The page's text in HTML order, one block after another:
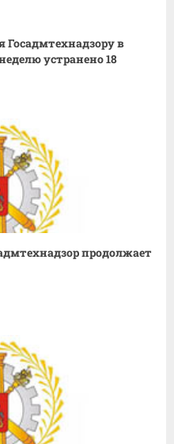
Госадмтехнадзору в
устранено 18
продолжает